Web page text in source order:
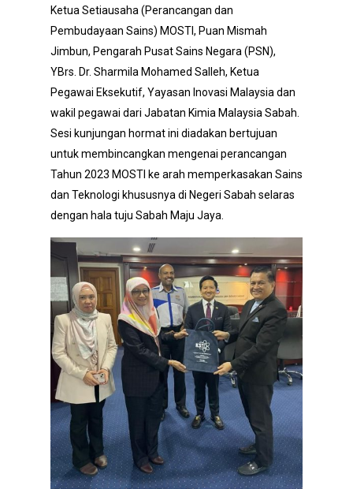
Ketua Setiausaha (Perancangan dan
Pembudayaan Sains) MOSTI, Puan Mismah
Jimbun, Pengarah Pusat Sains Negara (PSN),
YBrs. Dr. Sharmila Mohamed Salleh, Ketua
Pegawai Eksekutif, Yayasan Inovasi Malaysia dan
wakil pegawai dari Jabatan Kimia Malaysia Sabah.
Sesi kunjungan hormat ini diadakan bertujuan
untuk membincangkan mengenai perancangan
Tahun 2023 MOSTI ke arah memperkasakan Sains
dan Teknologi khususnya di Negeri Sabah selaras
dengan hala tuju Sabah Maju Jaya.